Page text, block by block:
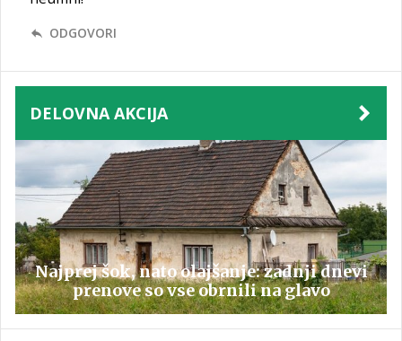
ODGOVORI
DELOVNA AKCIJA
Najprej šok, nato olajšanje: zadnji dnevi
prenove so vse obrnili na glavo